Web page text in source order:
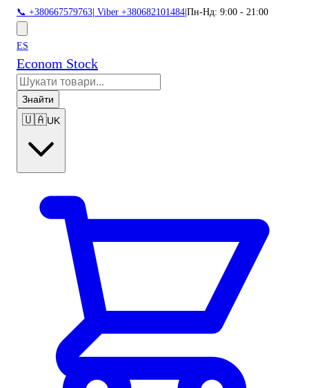
📞 +380667579763 Viber +380682101484 Пн-Нд: 9:00 - 21:00
ES
Econom Stock
Знайти
🇺🇦UK